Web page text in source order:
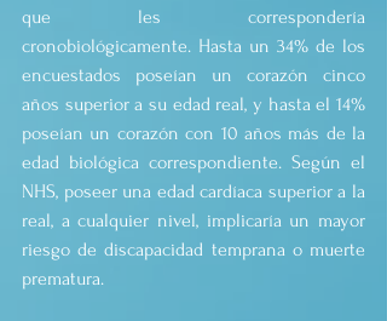
que les correspondería
cronobiológicamente. Hasta un 34% de los
encuestados poseían un corazón cinco
años superior a su edad real, y hasta el 14%
poseían un corazón con 10 años más de la
edad biológica correspondiente. Según el
NHS, poseer una edad cardíaca superior a la
real, a cualquier nivel, implicaría un mayor
riesgo de discapacidad temprana o muerte
prematura.